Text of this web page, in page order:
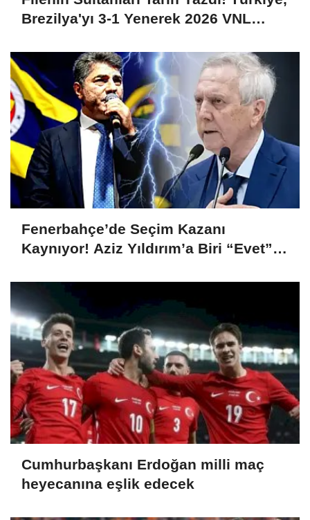
Brezilya'yı 3-1 Yenerek 2026 VNL
Fenerbahçe’de Seçim Kazanı
Kaynıyor! Aziz Yıldırım’a Biri “Evet”
Cumhurbaşkanı Erdoğan milli maç
heyecanına eşlik edecek